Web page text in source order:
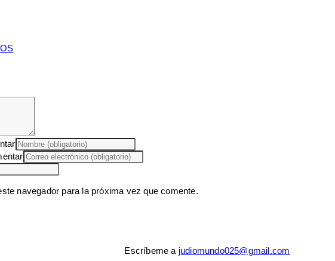
navegador para la próxima vez que comente.
Escríbeme a judiomundo025@gmail.com